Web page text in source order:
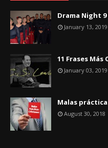
Drama Night
January 13, 2019
11 Frases Más
January 03, 2019
Malas
August 30, 2018